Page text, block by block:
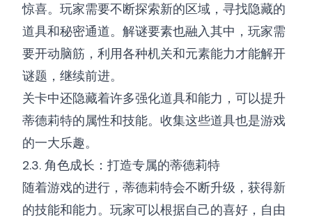
惊喜。玩家需要不断探索新的区域，寻找隐藏的
道具和秘密通道。解谜要素也融入其中，玩家需
要开动脑筋，利用各种机关和元素能力才能解开
谜题，继续前进。
关卡中还隐藏着许多强化道具和能力，可以提升
蒂德莉特的属性和技能。收集这些道具也是游戏
的一大乐趣。
2.3. 角色成长：打造专属的蒂德莉特
随着游戏的进行，蒂德莉特会不断升级，获得新
的技能和能力。玩家可以根据自己的喜好，自由